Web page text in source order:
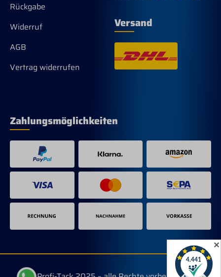
Rückgabe
Widerruf
AGB
Vertrag widerrufen
Versand
Zahlungsmöglichkeiten
✕